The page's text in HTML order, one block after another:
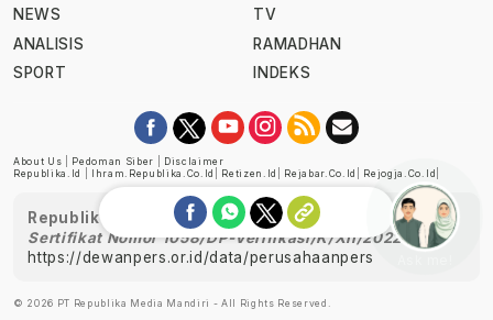
NEWS
ANALISIS
SPORT
TV
RAMADHAN
INDEKS
About Us Pedoman Siber
Disclaimer
Republika.id
Ihram.republika.co.id Retizen.id Rejabar.co.id Rejogja.co.id
Republika telah diverifikasi oleh Dewan Pers
Sertifikat Nomor 1058/DP-Verifikasi/K/XII/2022
https://dewanpers.or.id/data/perusahaanpers
© 2026 PT Republika Media Mandiri - All Rights Reserved.